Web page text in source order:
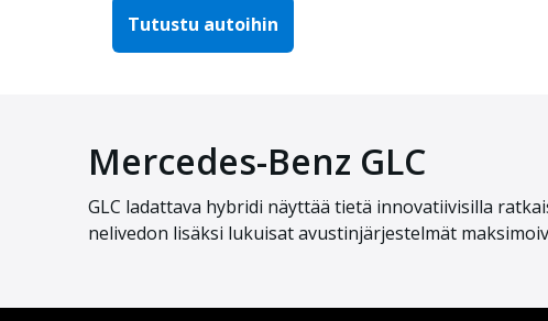
Tutustu autoihin
Mercedes-Benz GLC
GLC ladattava hybridi näyttää tietä innovatiivisilla
nelivedon lisäksi lukuisat avustinjärjestelmät